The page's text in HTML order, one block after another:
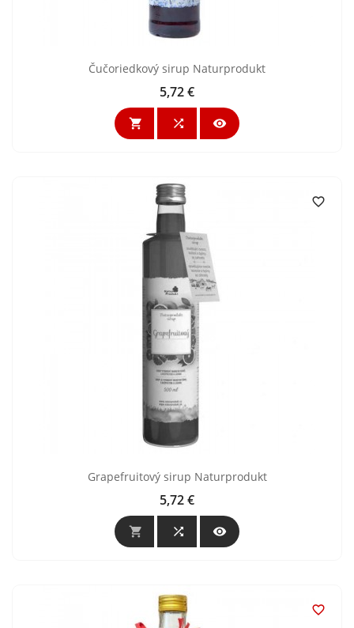
Čučoriedkový sirup Naturprodukt
Cena
5,72 €
  

Grapefruitový sirup Naturprodukt
Cena
5,72 €
  
